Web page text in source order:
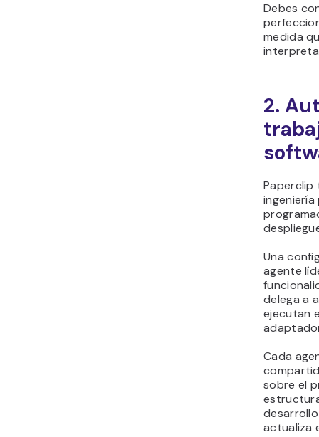
Debes
medida
2.
Paperclip
Una
agente
delega a
ejecutan
Cada
sobre el
actualiza